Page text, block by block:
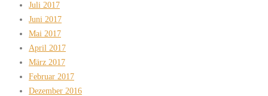
Juli 2017
Juni 2017
Mai 2017
April 2017
März 2017
Februar 2017
Dezember 2016